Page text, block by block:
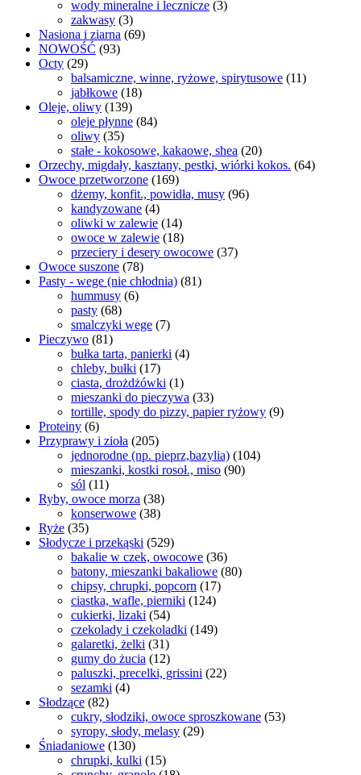
wody mineralne i lecznicze (3)
zakwasy (3)
Nasiona i ziarna (69)
NOWOŚĆ (93)
Octy (29)
balsamiczne, winne, ryżowe, spirytusowe (11)
jabłkowe (18)
Oleje, oliwy (139)
oleje płynne (84)
oliwy (35)
stałe - kokosowe, kakaowe, shea (20)
Orzechy, migdały, kasztany, pestki, wiórki kokos. (64)
Owoce przetworzone (169)
dżemy, konfit., powidła, musy (96)
kandyzowane (4)
oliwki w zalewie (14)
owoce w zalewie (18)
przeciery i desery owocowe (37)
Owoce suszone (78)
Pasty - wege (nie chłodnia) (81)
hummusy (6)
pasty (68)
smalczyki wege (7)
Pieczywo (81)
bułka tarta, panierki (4)
chleby, bułki (17)
ciasta, drożdżówki (1)
mieszanki do pieczywa (33)
tortille, spody do pizzy, papier ryżowy (9)
Proteiny (6)
Przyprawy i zioła (205)
jednorodne (np. pieprz,bazylia) (104)
mieszanki, kostki rosoł., miso (90)
sól (11)
Ryby, owoce morza (38)
konserwowe (38)
Ryże (35)
Słodycze i przekąski (529)
bakalie w czek, owocowe (36)
batony, mieszanki bakaliowe (80)
chipsy, chrupki, popcorn (17)
ciastka, wafle, pierniki (124)
cukierki, lizaki (54)
czekolady i czekoladki (149)
galaretki, żelki (31)
gumy do żucia (12)
paluszki, precelki, grissini (22)
sezamki (4)
Słodzące (82)
cukry, słodziki, owoce sproszkowane (53)
syropy, słody, melasy (29)
Śniadaniowe (130)
chrupki, kulki (15)